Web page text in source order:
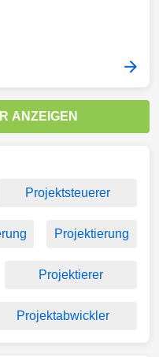
ANZEIGEN
Projektsteuerer
Projektierung
Projektierer
Projektabwickler